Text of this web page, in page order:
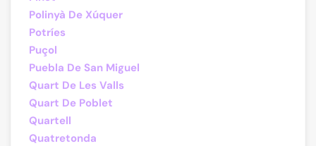
Polinyà De Xúquer
Potríes
Puçol
Puebla De San Miguel
Quart De Les Valls
Quart De Poblet
Quartell
Quatretonda